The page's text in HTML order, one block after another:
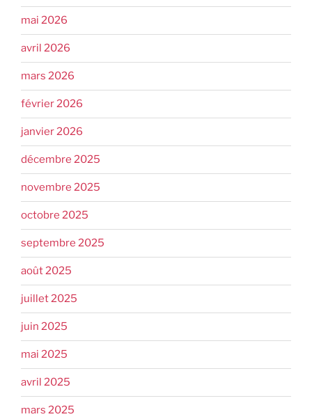
mai 2026
avril 2026
mars 2026
février 2026
janvier 2026
décembre 2025
novembre 2025
octobre 2025
septembre 2025
août 2025
juillet 2025
juin 2025
mai 2025
avril 2025
mars 2025